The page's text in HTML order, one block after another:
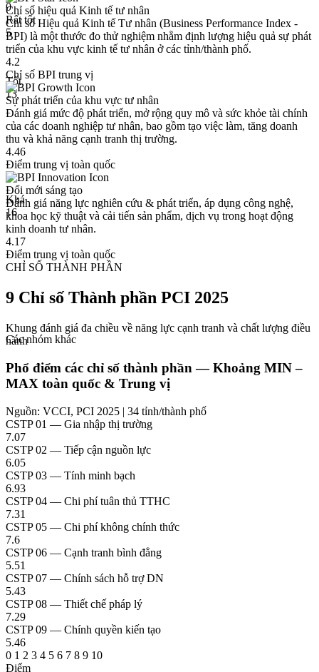
0
Rất tốt
5
Tốt
13
Khá
16
Các nhóm khác
Chỉ số hiệu quả Kinh tế tư nhân
Chỉ số Hiệu quả Kinh tế Tư nhân (Business Performance Index -
BPI) là một thước đo thử nghiệm nhằm định lượng hiệu quả sự phát
triển của khu vực kinh tế tư nhân ở các tỉnh/thành phố.
4.2
Chỉ số BPI trung vị
Sự phát triển của khu vực tư nhân
Đánh giá mức độ phát triển, mở rộng quy mô và sức khỏe tài chính
của các doanh nghiệp tư nhân, bao gồm tạo việc làm, tăng doanh
thu và khả năng cạnh tranh thị trường.
4.46
Điểm trung vị toàn quốc
Đổi mới sáng tạo
Đánh giá năng lực nghiên cứu & phát triển, áp dụng công nghệ,
khoa học kỹ thuật và cải tiến sản phẩm, dịch vụ trong hoạt động
kinh doanh tư nhân.
4.17
Điểm trung vị toàn quốc
CHỈ SỐ THÀNH PHẦN
9 Chỉ số Thành phần PCI 2025
Khung đánh giá đa chiều về năng lực cạnh tranh và chất lượng điều
hành
Phổ điểm các chỉ số thành phần — Khoảng MIN –
MAX toàn quốc & Trung vị
Nguồn: VCCI, PCI 2025 | 34 tỉnh/thành phố
CSTP 01 — Gia nhập thị trường
7.07
CSTP 02 — Tiếp cận nguồn lực
6.05
CSTP 03 — Tính minh bạch
6.93
CSTP 04 — Chi phí tuân thủ TTHC
7.31
CSTP 05 — Chi phí không chính thức
7.6
CSTP 06 — Cạnh tranh bình đẳng
5.51
CSTP 07 — Chính sách hỗ trợ DN
5.43
CSTP 08 — Thiết chế pháp lý
7.29
CSTP 09 — Chính quyền kiến tạo
5.46
0 1 2 3 4 5 6 7 8 9 10
Điểm